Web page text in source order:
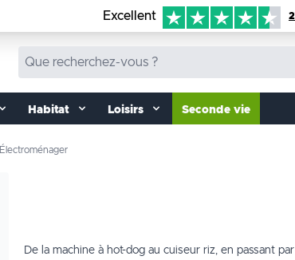
Excellent
Habitat Loisirs Seconde vie
Électroménager
De la machine à hot-dog au cuiseur riz, en passant